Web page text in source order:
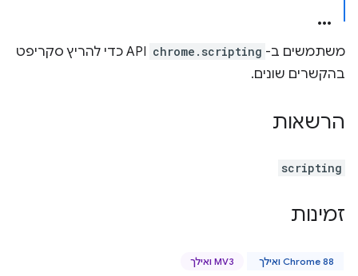
משתמשים ב- chrome.scripting
API כדי להריץ סקריפט
בהקשרים שונים.
הרשאות
scripting
זמינות
Chrome 88 ואילך MV3 ואילך